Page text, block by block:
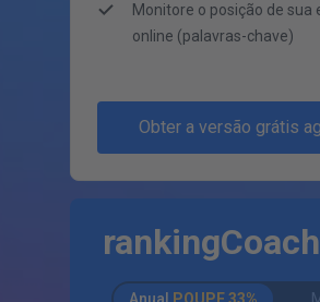
Monitore o posição de sua
online (palavras-chave)
Obter a versão grátis